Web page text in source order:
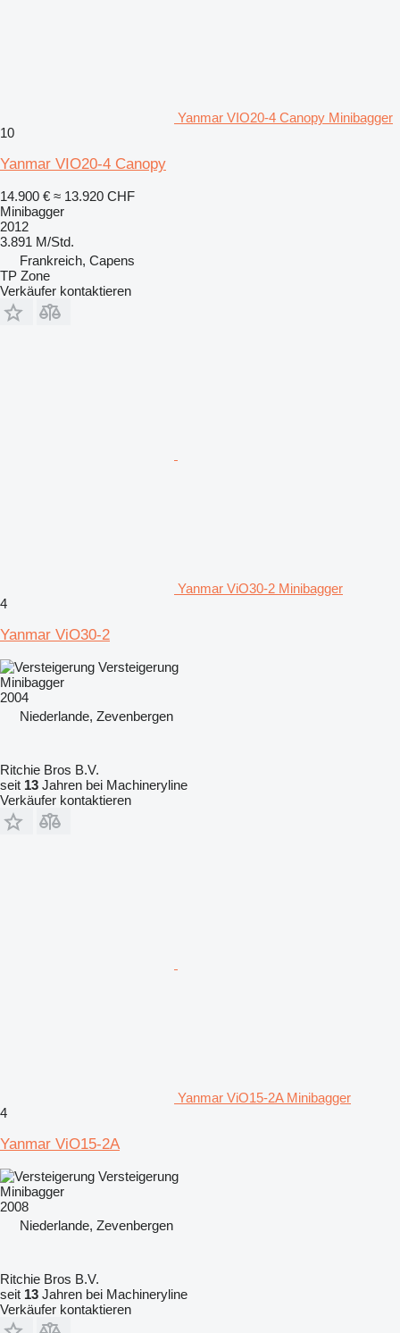
Yanmar VIO20-4 Canopy Minibagger
10
Yanmar VIO20-4 Canopy
14.900 € ≈ 13.920 CHF
Minibagger
2012
3.891 M/Std.
Frankreich, Capens
TP Zone
Verkäufer kontaktieren
Yanmar ViO30-2 Minibagger
4
Yanmar ViO30-2
Versteigerung
Minibagger
2004
Niederlande, Zevenbergen
Ritchie Bros B.V.
seit 13 Jahren bei Machineryline
Verkäufer kontaktieren
Yanmar ViO15-2A Minibagger
4
Yanmar ViO15-2A
Versteigerung
Minibagger
2008
Niederlande, Zevenbergen
Ritchie Bros B.V.
seit 13 Jahren bei Machineryline
Verkäufer kontaktieren